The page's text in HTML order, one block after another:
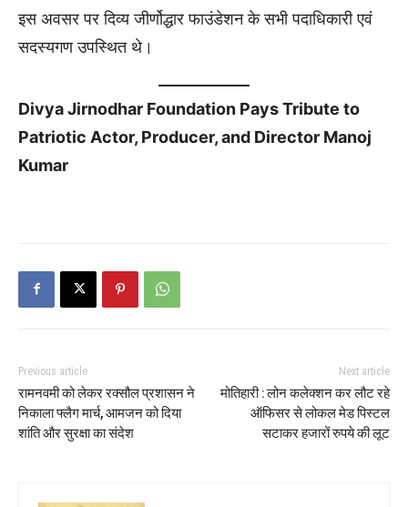
इस अवसर पर दिव्य जीर्णोद्धार फाउंडेशन के सभी पदाधिकारी एवं
सदस्यगण उपस्थित थे।
Divya Jirnodhar Foundation Pays Tribute to
Patriotic Actor, Producer, and Director Manoj
Kumar
Previous article
रामनवमी को लेकर रक्सौल प्रशासन ने
निकाला फ्लैग मार्च, आमजन को दिया
शांति और सुरक्षा का संदेश
Next article
मोतिहारी : लोन कलेक्शन कर लौट रहे
ऑफिसर से लोकल मेड पिस्टल
सटाकर हजारों रुपये की लूट